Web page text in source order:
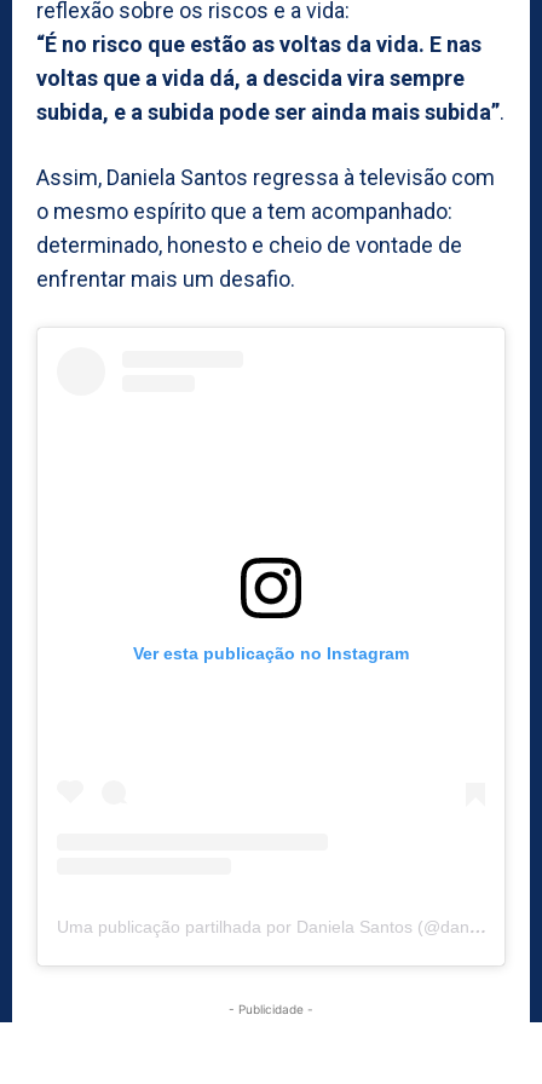
reflexão sobre os riscos e a vida:
“É no risco que estão as voltas da vida. E nas
voltas que a vida dá, a descida vira sempre
subida, e a subida pode ser ainda mais subida”.
Assim, Daniela Santos regressa à televisão com
o mesmo espírito que a tem acompanhado:
determinado, honesto e cheio de vontade de
enfrentar mais um desafio.
Ver esta publicação no Instagram
Uma publicação partilhada por Daniela Santos (@danielacvsantos)
- Publicidade -